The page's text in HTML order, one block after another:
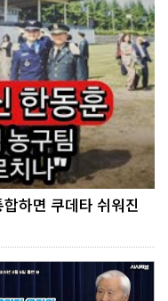
하면 쿠데타 쉬워진